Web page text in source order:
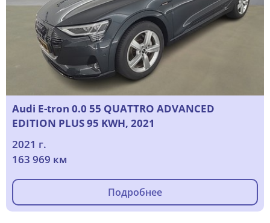
Audi E-tron 0.0 55 QUATTRO ADVANCED
EDITION PLUS 95 KWH, 2021
2021 г.
163 969 км
Подробнее